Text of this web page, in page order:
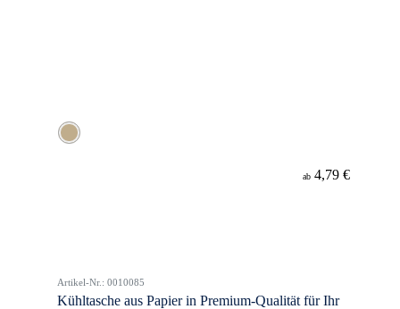
ab 4,79 €
Artikel-Nr.: 0010085
Kühltasche aus Papier in Premium-Qualität für Ihr